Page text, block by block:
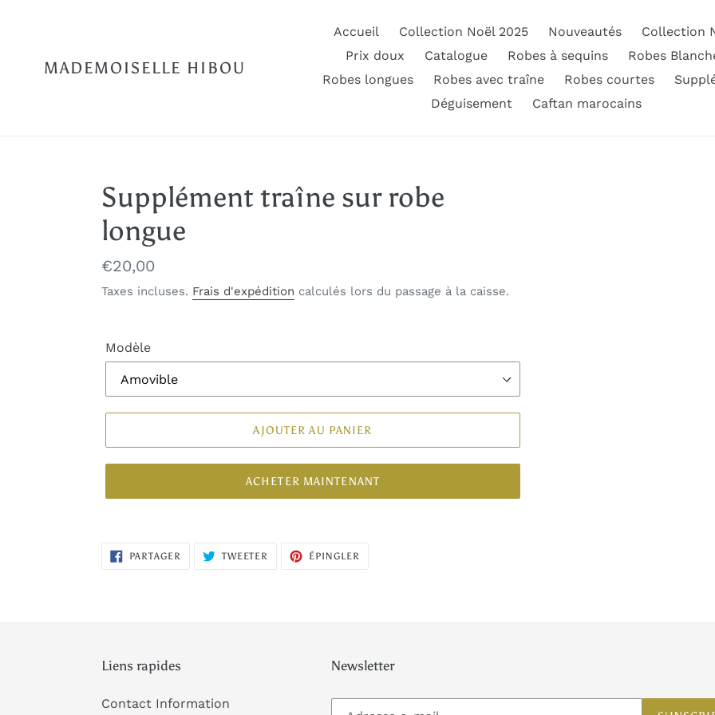
MADEMOISELLE HIBOU
Accueil Collection Noël 2025 Nouveautés
Collection
Prix doux
Catalogue Robes à sequins
Robes
Robes longues
Robes avec traîne Robes courtes
Déguisement
Caftan marocains
Supplément traîne sur robe
longue
Prix
normal
€20,00
Taxes incluses. Frais d'expédition calculés lors du passage à la caisse.
Modèle
AJOUTER AU PANIER
ACHETER MAINTENANT
PARTAGER PARTAGERTWEETER TWEETERÉPINGLER
Liens rapides
Contact Information
Newsletter